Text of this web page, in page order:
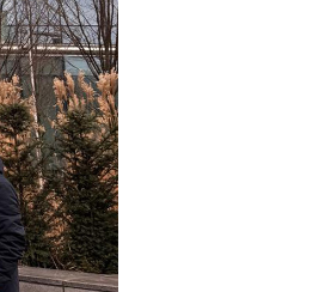
o uso dos mesmo sob o RGPD. Sim.